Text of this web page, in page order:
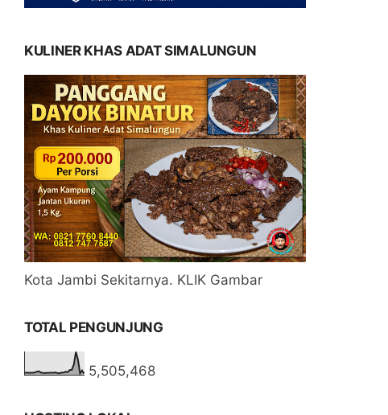
KULINER KHAS ADAT SIMALUNGUN
Kota Jambi Sekitarnya. KLIK Gambar
TOTAL PENGUNJUNG
5,505,468